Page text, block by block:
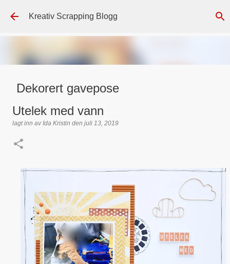
Gå til hovedinnhold
Kreativ Scrapping Blogg
Dekorert gavepose
Utelek med vann
lagt inn avIda Kristin den juli 13, 2019